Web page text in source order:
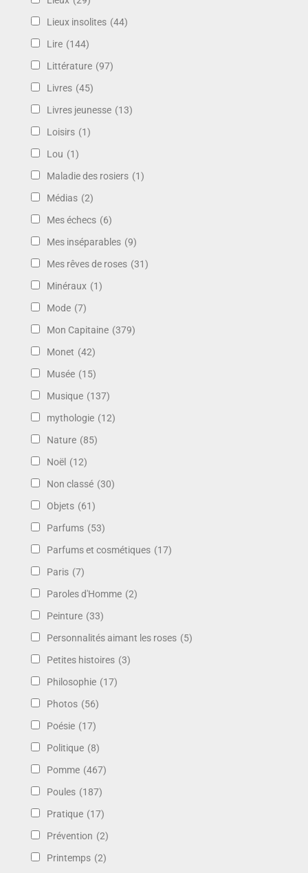
Lieux insolites (44)
Lire (144)
Littérature (97)
Livres (45)
Livres jeunesse (13)
Loisirs (1)
Lou (1)
Maladie des rosiers (1)
Médias (2)
Mes échecs (6)
Mes inséparables (9)
Mes rêves de roses (31)
Minéraux (1)
Mode (7)
Mon Capitaine (379)
Monet (42)
Musée (15)
Musique (137)
mythologie (12)
Nature (85)
Noël (12)
Non classé (30)
Objets (61)
Parfums (53)
Parfums et cosmétiques (17)
Paris (7)
Paroles d'Homme (2)
Peinture (33)
Personnalités aimant les roses (5)
Petites histoires (3)
Philosophie (17)
Photos (56)
Poésie (17)
Politique (8)
Pomme (467)
Poules (187)
Pratique (17)
Prévention (2)
Printemps (2)